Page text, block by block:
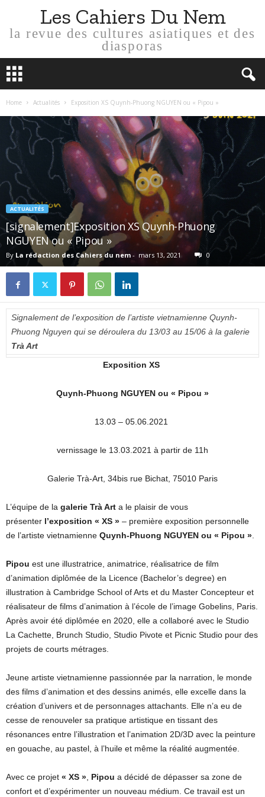
Les Cahiers Du Nem
la revue des cultures asiatiques et des
diasporas
Home Actualités Exposition XS Quynh-Phuong NGUYEN ou « Pipou »
ACTUALITÉS
[signalement]Exposition XS Quynh-Phuong
NGUYEN ou « Pipou »
By La rédaction des Cahiers du nem - mars 13, 2021 0
Signalement de l’exposition de l’artiste vietnamienne Quynh-
Phuong Nguyen qui se déroulera du 13/03 au 15/06 à la galerie
Trà Art
Exposition XS
Quynh-Phuong NGUYEN ou « Pipou »
13.03 – 05.06.2021
vernissage le 13.03.2021 à partir de 11h
Galerie Trà-Art, 34bis rue Bichat, 75010 Paris
L’équipe de la galerie Trà Art a le plaisir de vous
présenter l’exposition « XS » – première exposition personnelle
de l’artiste vietnamienne Quynh-Phuong NGUYEN ou « Pipou ».
Pipou est une illustratrice, animatrice, réalisatrice de film
d’animation diplômée de la Licence (Bachelor’s degree) en
illustration à Cambridge School of Arts et du Master Concepteur et
réalisateur de films d’animation à l’école de l’image Gobelins, Paris.
Après avoir été diplômée en 2020, elle a collaboré avec le Studio
La Cachette, Brunch Studio, Studio Pivote et Picnic Studio pour des
projets de courts métrages.
Jeune artiste vietnamienne passionnée par la narration, le monde
des films d’animation et des dessins animés, elle excelle dans la
création d’univers et de personnages attachants. Elle n’a eu de
cesse de renouveler sa pratique artistique en tissant des
résonances entre l’illustration et l’animation 2D/3D avec la peinture
en gouache, au pastel, à l’huile et même la réalité augmentée.
Avec ce projet « XS », Pipou a décidé de dépasser sa zone de
confort et d’expérimenter un nouveau médium. Ce travail est un